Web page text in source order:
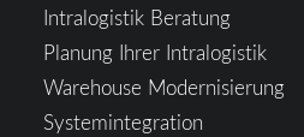
Intralogistik Beratung
Planung Ihrer Intralogistik
Warehouse Modernisierung
Systemintegration